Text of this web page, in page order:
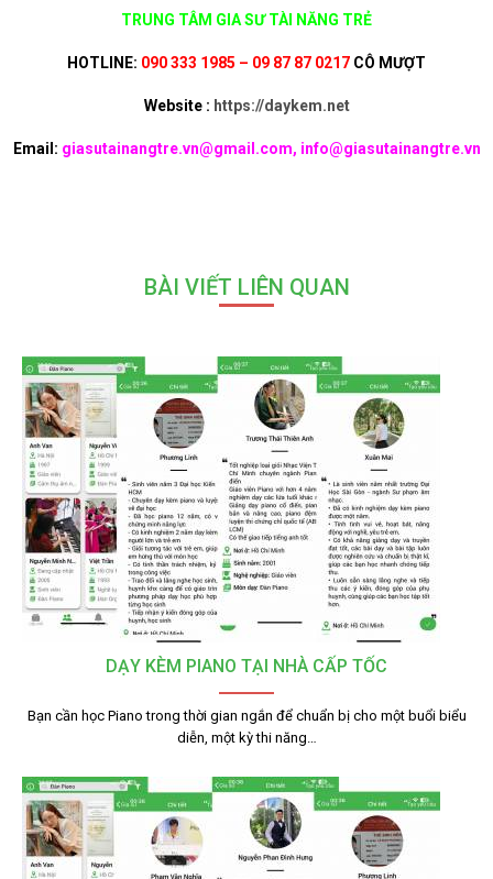
TRUNG TÂM GIA SƯ TÀI NĂNG TRẺ
HOTLINE: 090 333 1985 – 09 87 87 0217 CÔ MƯỢT
Website : https://daykem.net
Email: giasutainangtre.vn@gmail.com, info@giasutainangtre.vn
BÀI VIẾT LIÊN QUAN
DẠY KÈM PIANO TẠI NHÀ CẤP TỐC
Bạn cần học Piano trong thời gian ngắn để chuẩn bị cho một buổi biểu
diễn, một kỳ thi năng…